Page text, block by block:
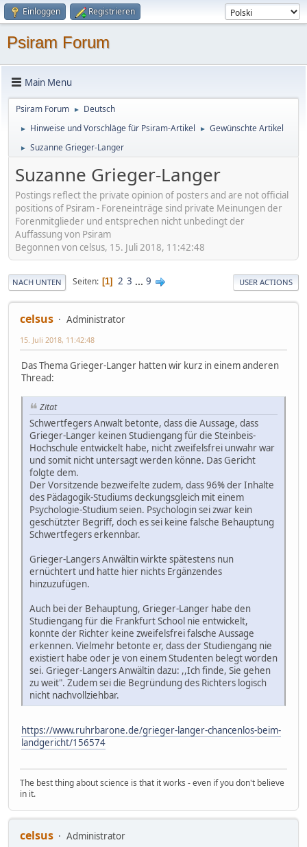
Einloggen Registrieren
Psiram Forum
Main Menu
Psiram Forum ► Deutsch
► Hinweise und Vorschläge für Psiram-Artikel ► Gewünschte Artikel
► Suzanne Grieger-Langer
Suzanne Grieger-Langer
Postings reflect the private opinion of posters and are not official
positions of Psiram - Foreneinträge sind private Meinungen der
Forenmitglieder und entsprechen nicht unbedingt der
Auffassung von Psiram
Begonnen von celsus, 15. Juli 2018, 11:42:48
NACH UNTEN Seiten 1 2 3 ... 9 USER ACTIONS
celsus Administrator
15. Juli 2018, 11:42:48
Das Thema Grieger-Langer hatten wir kurz in einem anderen
Thread:
Zitat
Schwertfegers Anwalt betonte, dass die Aussage, dass
Grieger-Langer keinen Studiengang für die Steinbeis-
Hochschule entwickelt habe, nicht zweifelsfrei unwahr war
und somit nicht untersagt werden könne. Das Gericht
folgte dem.
Der Vorsitzende bezweifelte zudem, dass 96% der Inhalte
des Pädagogik-Studiums deckungsgleich mit einem
Psychologie-Studium seien. Psychologin sei zwar kein
geschützter Begriff, doch es sei keine falsche Behauptung
Schwertfegers erkennbar.
Grieger-Langers Anwältin wirkte spätestens nun
ernüchtert und hatte hier nichts Ergänzendes
hinzuzufügen.
Auch bei der Behauptung, Grieger-Langer habe den
Studiengang für die Frankfurt School nie entwickelt,
konnte der Richter keine zweifelsfrei falsche Aussage
erkennen. Vielmehr betonte er, dass der Studiengang nie
existiert habe oder je von einem Studenten belegt worden
sei. Grieger-Langers Anwältin dazu: ,,Ich finde, Sie gehen
zu weit". Zudem sei die Begründung des Richters logisch
nicht nachvollziehbar.
https://www.ruhrbarone.de/grieger-langer-chancenlos-beim-
landgericht/156574
The best thing about science is that it works - even if you don't believe
in it.
celsus
Administrator